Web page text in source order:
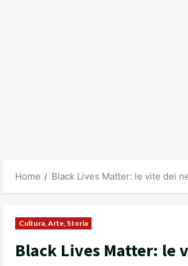
Home Black Lives Matter: le vite dei
Cultura, Arte, Storia
Black Lives Matter: le